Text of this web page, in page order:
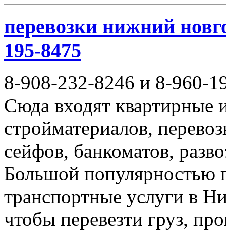
перевозки нижний
195-8475
8-908-232-8246 и 8-960-
Сюда входят квартирные
стройматериалов,
сейфов, банкоматов,
Большой популярностью
транспортные услуги в
чтобы перевезти груз,